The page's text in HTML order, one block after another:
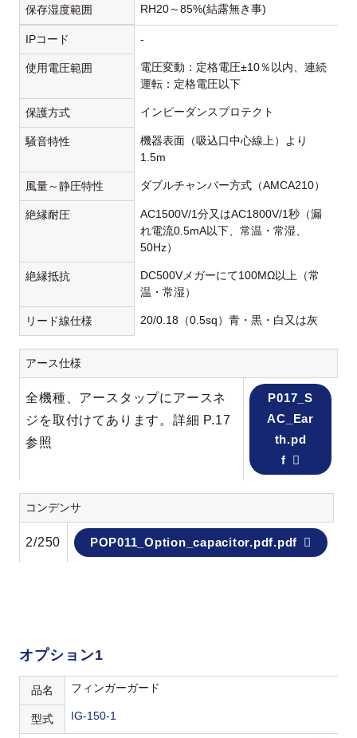
保存湿度範囲 RH20～85%(結露無き事)
IPコード -
使用電圧範囲
電圧変動：定格電圧±10％以内、連続
運転：定格電圧以下
保護方式 インピーダンスプロテクト
騒音特性
機器表面（吸込口中心線上）より
1.5m
風量～静圧特性 ダブルチャンバー方式（AMCA210）
絶縁耐圧
AC1500V/1分又はAC1800V/1秒（漏
れ電流0.5mA以下、常温・常湿、
50Hz）
絶縁抵抗
DC500Vメガーにて100MΩ以上（常
温・常湿）
リード線仕様 20/0.18（0.5sq）青・黒・白又は灰
アース仕様
全機種、アースタップにアースネ
ジを取付けてあります。詳細 P.17
参照
P017_S
AC_Ear
th.pd
f
コンデンサ
2/250 POP011_Option_capacitor.pdf.pdf
オプション1
品名 フィンガーガード
型式 IG-150-1